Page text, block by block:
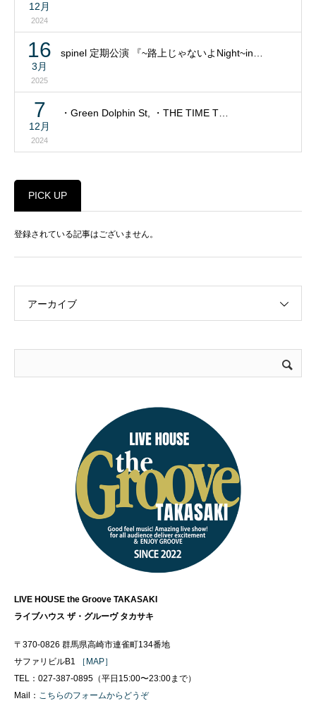
12月
2024
16
3月
2025
spinel 定期公演 『~路上じゃないよNight~in…
7
12月
2024
・Green Dolphin St, ・THE TIME T…
PICK UP
登録されている記事はございません。
アーカイブ
LIVE HOUSE the Groove TAKASAKI
ライブハウス ザ・グルーヴ タカサキ
〒370-0826 群馬県高崎市連雀町134番地
サファリビルB1
［MAP］
TEL：027-387-0895（平日15:00〜23:00まで）
Mail： こちらのフォームからどうぞ